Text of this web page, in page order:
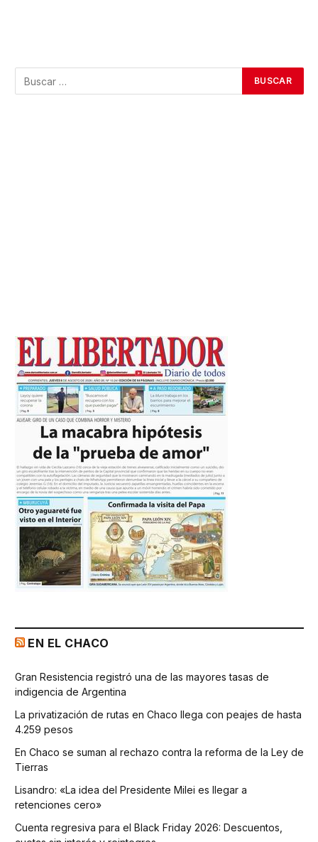
EN EL CHACO
Gran Resistencia registró una de las mayores tasas de
indigencia de Argentina
La privatización de rutas en Chaco llega con peajes de hasta
4.259 pesos
En Chaco se suman al rechazo contra la reforma de la Ley de
Tierras
Lisandro: «La idea del Presidente Milei es llegar a
retenciones cero»
Cuenta regresiva para el Black Friday 2026: Descuentos,